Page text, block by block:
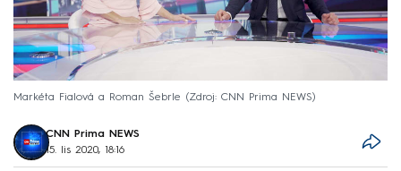
Markéta Fialová a Roman Šebrle Zdroj: CNN Prima NEWS
CNN Prima NEWS
15. lis 2020, 18:16